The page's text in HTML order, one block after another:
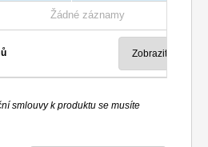
Žádné záznamy
smlouvy k produktu se musíte